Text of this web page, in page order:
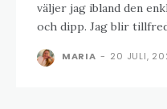
väljer jag ibland den
och dipp. Jag blir
MARIA - 20 JULI,